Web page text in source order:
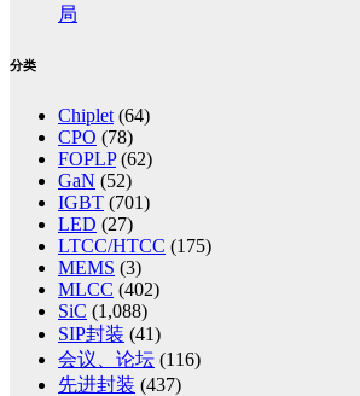
局
分类
Chiplet (64)
CPO (78)
FOPLP(62)
GaN (52)
IGBT (701)
LED (27)
LTCC/HTCC (175)
MEMS (3)
MLCC (402)
SiC (1,088)
SIP封装 (41)
会议、论坛 (116)
先进封装 (437)